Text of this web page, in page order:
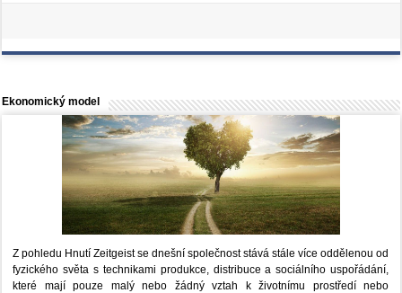
Ekonomický model
Z pohledu Hnutí Zeitgeist se dnešní společnost stává stále více oddělenou od
fyzického světa s technikami produkce, distribuce a sociálního uspořádání,
které mají pouze malý nebo žádný vztah k životnímu prostředí nebo